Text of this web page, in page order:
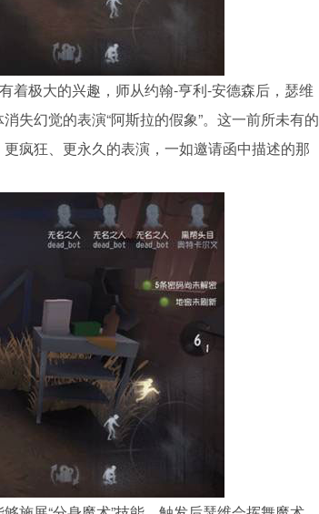
着极大的兴趣，师从约翰-亨利-安德森后，瑟维
失幻觉的表演“阿斯拉的假象”。这一前所未有的
疯狂、更永久的表演，一如邀请函中描述的那